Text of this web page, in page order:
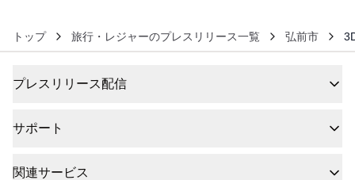
トップ 旅行・レジャーのプレスリリース一覧 弘前市
プレスリリース配信
サポート
関連サービス